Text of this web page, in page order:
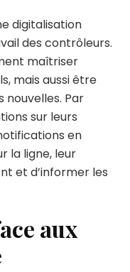
digitalisation
des contrôleurs.
maîtriser
mais aussi être
nouvelles. Par
sur leurs
en
la ligne, leur
et d’informer les
aux